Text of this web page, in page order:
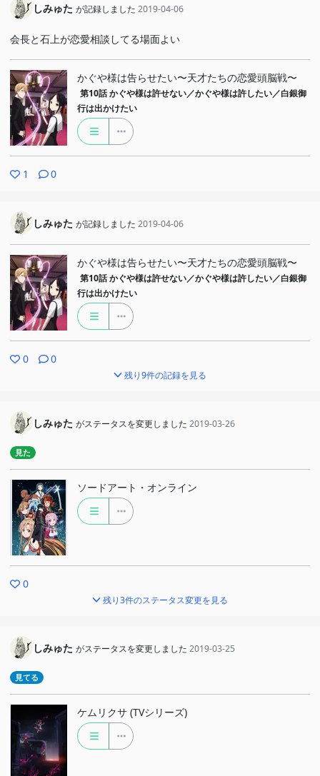
しみゅた が記録しました 2019-04-06
会長と石上が恋愛相談してる場面よい
かぐや様は告らせたい〜天才たちの恋愛頭脳戦〜
第10話 かぐや様は許せない／かぐや様は許したい／白銀御
行は出かけたい
1 0
しみゅた が記録しました 2019-04-06
かぐや様は告らせたい〜天才たちの恋愛頭脳戦〜
第10話 かぐや様は許せない／かぐや様は許したい／白銀御
行は出かけたい
0 0
残り9件の記録を見る
しみゅた がステータスを変更しました 2019-03-26
見た
ソードアート・オンライン
0
残り3件のステータス変更を見る
しみゅた がステータスを変更しました 2019-03-25
見てる
ケムリクサ (TVシリーズ)